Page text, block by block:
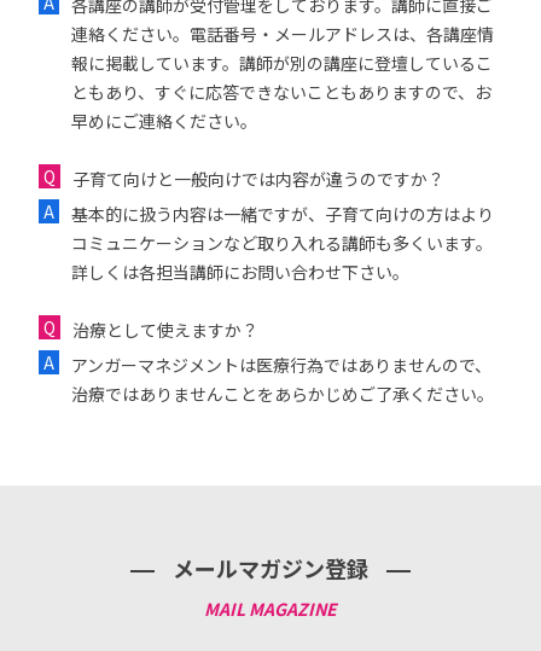
各講座の講師が受付管理をしております。講師に直接ご
連絡ください。電話番号・メールアドレスは、各講座情
報に掲載しています。講師が別の講座に登壇しているこ
ともあり、すぐに応答できないこともありますので、お
早めにご連絡ください。
子育て向けと一般向けでは内容が違うのですか？
基本的に扱う内容は一緒ですが、子育て向けの方はより
コミュニケーションなど取り入れる講師も多くいます。
詳しくは各担当講師にお問い合わせ下さい。
治療として使えますか？
アンガーマネジメントは医療行為ではありませんので、
治療ではありませんことをあらかじめご了承ください。
メールマガジン登録